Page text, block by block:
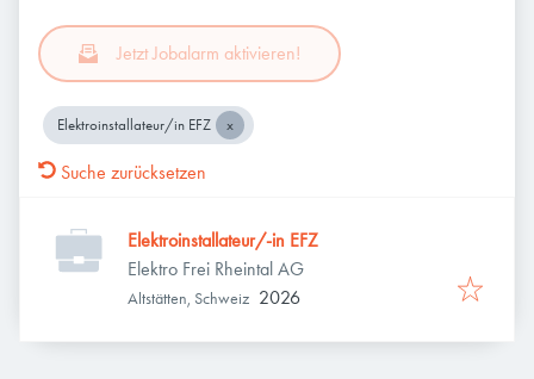
Jetzt Jobalarm aktivieren!
Elektroinstallateur/in EFZ
Suche zurücksetzen
Elektroinstallateur/-in EFZ
Elektro Frei Rheintal AG
Altstätten, Schweiz 2026